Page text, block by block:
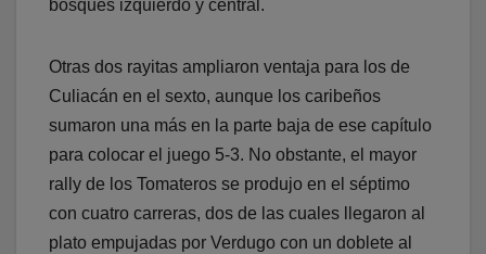
bosques izquierdo y central.
Otras dos rayitas ampliaron ventaja para los de
Culiacán en el sexto, aunque los caribeños
sumaron una más en la parte baja de ese capítulo
para colocar el juego 5-3. No obstante, el mayor
rally de los Tomateros se produjo en el séptimo
con cuatro carreras, dos de las cuales llegaron al
plato empujadas por Verdugo con un doblete al